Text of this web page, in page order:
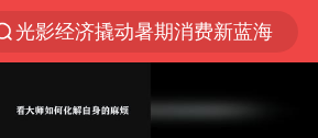
光影经济撬动暑期消费新蓝海